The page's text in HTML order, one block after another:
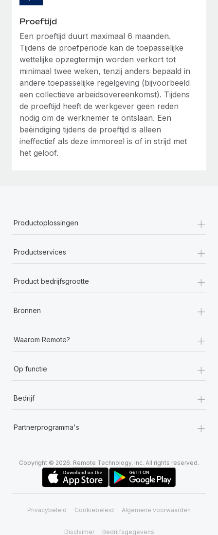
Proeftijd
Een proeftijd duurt maximaal 6 maanden.
Tijdens de proefperiode kan de toepasselijke
wettelijke opzegtermijn worden verkort tot
minimaal twee weken, tenzij anders bepaald in
andere toepasselijke regelgeving (bijvoorbeeld
een collectieve arbeidsovereenkomst). Tijdens
de proeftijd heeft de werkgever geen reden
nodig om de werknemer te ontslaan. Een
beëindiging tijdens de proeftijd is alleen
ineffectief als deze immoreel is of in strijd met
het geloof.
Productoplossingen +
Productservices +
Product bedrijfsgrootte +
Bronnen +
Waarom Remote? +
Op functie +
Bedrijf +
Partnerprogramma's +
Copyright © 2026. Remote Technology, Inc. All rights reserved.
Privacybeleid Cookiebeleid Algemene voorwaarden
Disclaimer Bedrijfsgegevens